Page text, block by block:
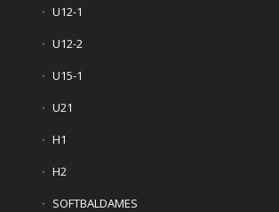
U12-1
U12-2
U15-1
U21
H1
H2
SOFTBALDAMES